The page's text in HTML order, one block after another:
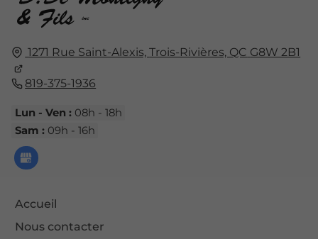
1271 Rue Saint-Alexis,Trois-Rivières, QC G8W 2B1
819-375-1936
Lun - Ven : 08h - 18h
Sam : 09h - 16h
Accueil
Nous contacter